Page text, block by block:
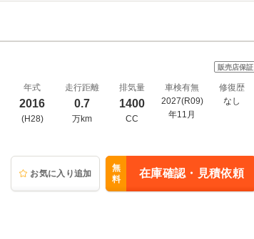
販売店保証
年式
2016
(H28)
走行距離
0.7
万km
排気量
1400
CC
車検有無
2027(R09)
年11月
修復歴
なし
お気に入り追加
無
料
在庫確認・見積依頼